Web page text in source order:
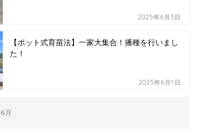
2025年6月3日
【ポット式育苗法】一家大集合！播種を行いまし
た！
2025年6月1日
6月